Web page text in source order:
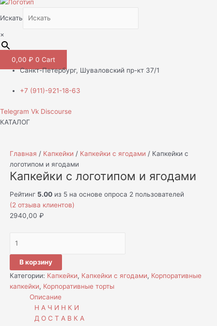
Искать
×
0,00 ₽ 0 Cart
Санкт-Петербург, Шуваловский пр-кт 37/1
+7 (911)-921-18-63
Telegram Vk Discourse
КАТАЛОГ
Главная / Капкейки / Капкейки с ягодами / Капкейки с
логотипом и ягодами
Капкейки с логотипом и ягодами
Рейтинг 5.00 из 5 на основе опроса 2 пользователей
(2 отзыва клиентов)
2940,00 ₽
В корзину
Категории: Капкейки, Капкейки с ягодами, Корпоративные
капкейки, Корпоративные торты
Описание
Н А Ч И Н К И
Д О С Т А В К А